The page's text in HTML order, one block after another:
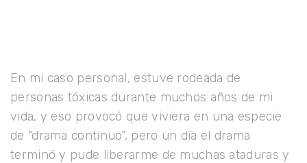
En mi caso personal, estuve rodeada de
personas tóxicas durante muchos años de mi
vida, y eso provocó que viviera en una especie
de “drama continuo”, pero un día el drama
terminó y pude liberarme de muchas ataduras y